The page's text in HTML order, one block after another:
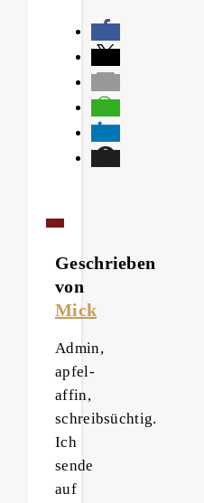
Geschrieben
von
Mick
Admin,
apfel-
affin,
schreibsüchtig.
Ich
sende
auf